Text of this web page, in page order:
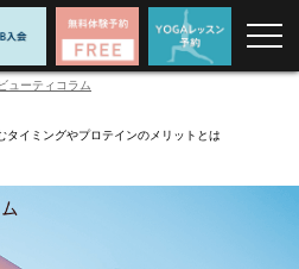
コラム
タイミングやプロテインのメリットとは